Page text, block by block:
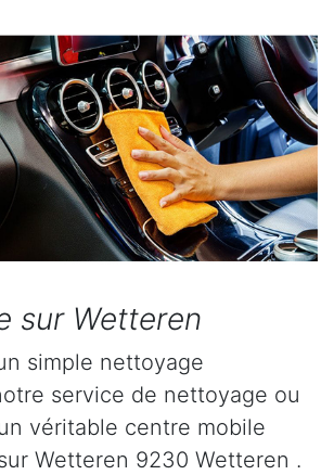
sur Wetteren
simple nettoyage
service de nettoyage ou
véritable centre mobile
Wetteren 9230 Wetteren .